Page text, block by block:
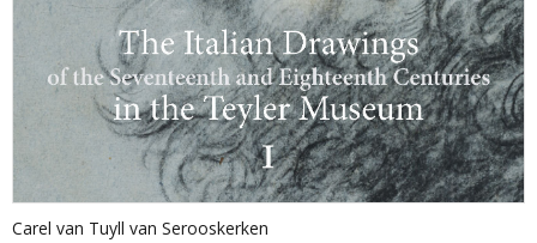
Carel van Tuyll van Serooskerken